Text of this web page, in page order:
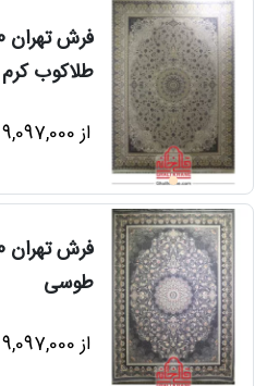
طلاکوب کرم
از 9,097,000 تومان تا 61,465,000 تومان
طوسی
از 9,097,000 تومان تا 61,465,000 تومان